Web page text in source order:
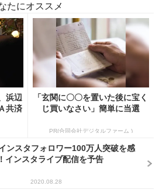
たにオススメ
浜辺
共済
「玄関に〇〇を置いた後に宝く
じ買いなさい」簡単に当選
PR(合同会社デジタルファーム )
ンスタフォロワー100万人突破を感
インスタライブ配信を予告
2020.08.28